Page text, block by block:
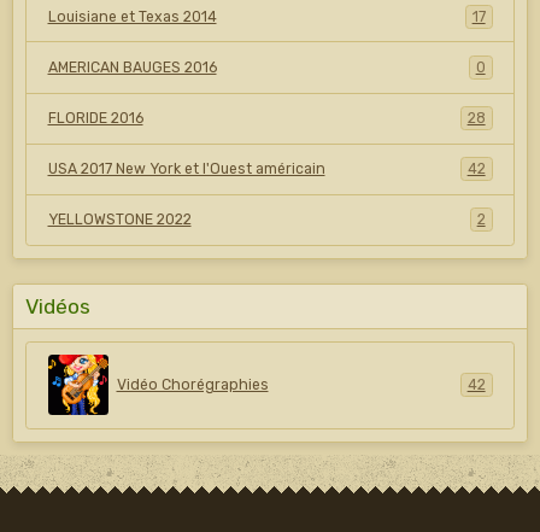
Louisiane et Texas 2014 17
AMERICAN BAUGES 2016 0
FLORIDE 2016 28
USA 2017 New York et l'Ouest américain 42
YELLOWSTONE 2022 2
Vidéos
Vidéo Chorégraphies 42